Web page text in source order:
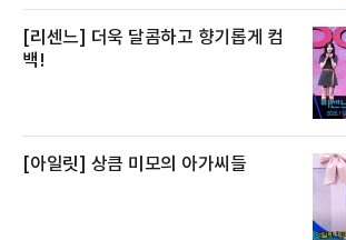
[리센느] 더욱 달콤하고 향기롭게 컴
백!
[아일릿] 상큼 미모의 아가씨들